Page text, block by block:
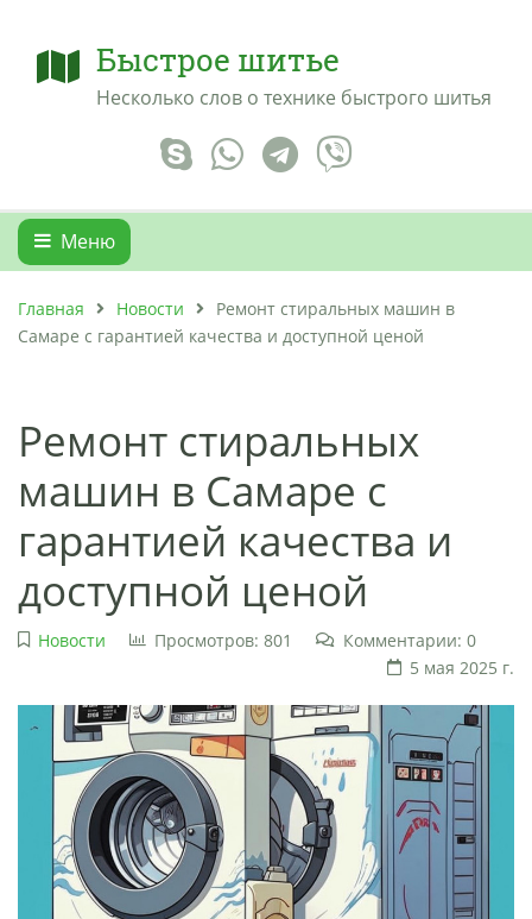
Быстрое шитье
Несколько слов о технике быстрого шитья
Меню
Главная Новости
Ремонт стиральных машин в
Самаре с гарантией качества и доступной ценой
Ремонт стиральных
машин в Самаре с
гарантией качества и
доступной ценой
Новости Просмотров: 801
Комментарии: 0
5 мая 2025 г.